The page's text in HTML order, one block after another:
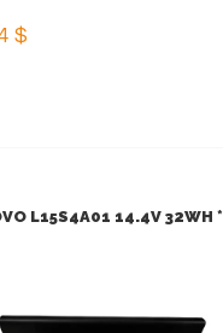
$
L15S4A01 14.4V 32WH